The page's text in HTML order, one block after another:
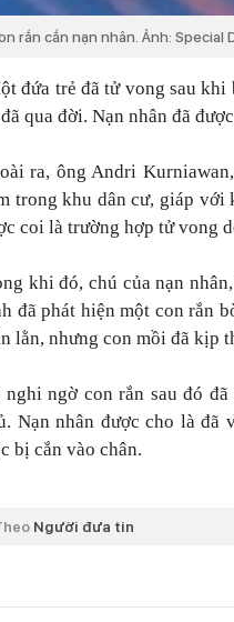
rắn cắn nạn nhân. Ảnh: Special
đứa trẻ đã tử vong sau khi
qua đời. Nạn nhân đã
ra, ông Andri
trong khu dân cư, giáp với
coi là trường hợp tử vong
khi đó, chú của nạn
đã phát hiện một con rắn
lằn, nhưng con mồi đã kịp
nghi ngờ con rắn sau đó
Nạn nhân được cho là đã
bị cắn vào chân.
Người đưa tin